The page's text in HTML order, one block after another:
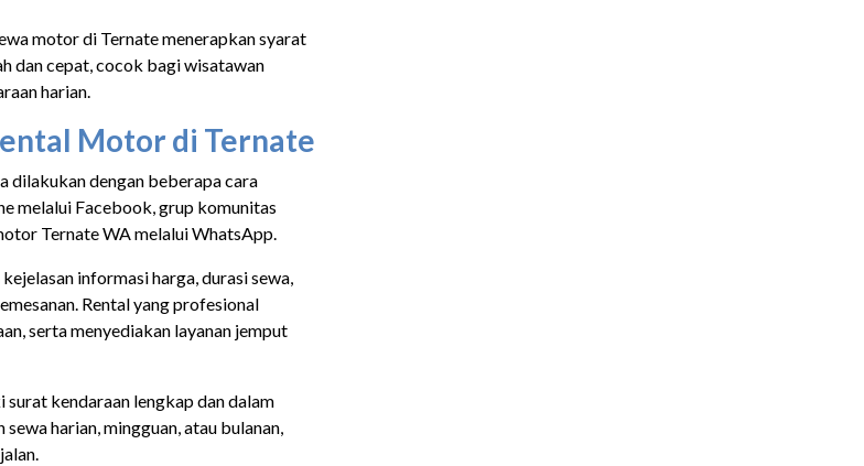
motor di Ternate menerapkan syarat
dan cepat, cocok bagi wisatawan
harian.
Motor di Ternate
dilakukan dengan beberapa cara
melalui Facebook, grup komunitas
Ternate WA melalui WhatsApp.
informasi harga, durasi sewa,
Rental yang profesional
serta menyediakan layanan jemput
kendaraan lengkap dan dalam
harian, mingguan, atau bulanan,